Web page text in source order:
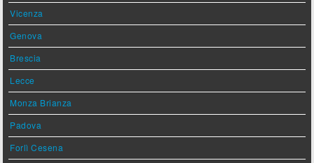
Vicenza
Genova
Brescia
Lecce
Monza Brianza
Padova
Forlì Cesena